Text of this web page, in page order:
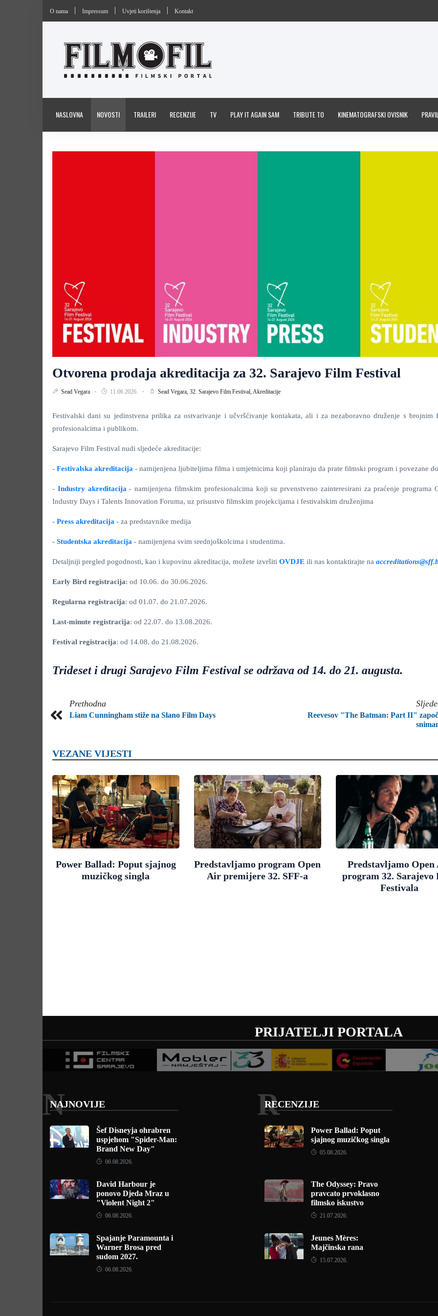
O nama Impressum Uvjeti korištenja Kontakt
NASLOVNA NOVOSTI TRAILERI RECENZIJE TV PLAY IT AGAIN SAM TRIBUTE TO KINEMATOGRAFSKI OVISNIK
Otvorena prodaja akreditacija za 32. Sarajevo Film Festival
Sead Vegara 11.06.2026. Sead Vegara, 32. Sarajevo Film Festival,Akreditacije
Festivalski dani su jedinstvena prilika za ostvarivanje i učvršćivanje kontakata, ali i za nezaboravno druženje s brojnim
profesionalcima i publikom.
Sarajevo Film Festival nudi sljedeće akreditacije:
- Festivalska akreditacija - namijenjena ljubiteljima filma i umjetnicima koji planiraju da prate filmski program i povezane
- Industry akreditacija - namijenjena filmskim profesionalcima koji su prvenstveno zainteresirani za praćenje programa
Industry Days i Talents Innovation Foruma, uz prisustvo filmskim projekcijama i festivalskim druženjima
- Press akreditacija - za predstavnike medija
- Studentska akreditacija - namijenjena svim srednjoškolcima i studentima.
Detaljniji pregled pogodnosti, kao i kupovinu akreditacija, možete izvršiti OVDJE ili nas kontaktirajte na
Early Bird registracija: od 10.06. do 30.06.2026.
Regularna registracija: od 01.07. do 21.07.2026.
Last-minute registracija: od 22.07. do 13.08.2026.
Festival registracija: od 14.08. do 21.08.2026.
Trideset i drugi Sarajevo Film Festival se održava od 14. do 21. augusta.
Prethodna
Liam Cunningham stiže na Slano Film Days
Reevesov "The Batman: Part II"
VEZANE VIJESTI
Power Ballad: Poput sjajnog
muzičkog singla
Predstavljamo program Open
Air premijere 32. SFF-a
Predstavljamo
program 32. Sarajevo
Festivala
PRIJATELJI PORTALA
NAJNOVIJE
N
Šef Disneyja ohrabren
uspjehom "Spider-Man:
Brand New Day"
06.08.2026.
David Harbour je
ponovo Djeda Mraz u
"Violent Night 2"
06.08.2026.
Spajanje Paramounta i
Warner Brosa pred
sudom 2027.
06.08.2026.
RECENZIJE
R
Power Ballad: Poput
sjajnog muzičkog singla
05.08.2026.
The Odyssey: Pravo
pravcato prvoklasno
filmsko iskustvo
21.07.2026.
Jeunes Mères:
Majčinska rana
15.07.2026.